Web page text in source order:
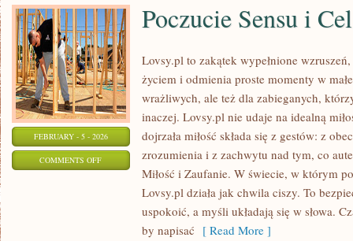
FEBRUARY - 5 - 2026
COMMENTS OFFON
Poczucie Sensu i
Lovsy.pl to zakątek wypełnione
życiem i odmienia proste momenty w
wrażliwych, ale też dla zabieganych,
inaczej. Lovsy.pl nie udaje na idealną
dojrzała miłość składa się z gestów: z
zrozumienia i z zachwytu nad tym, co
Miłość i Zaufanie. W świecie, w którym
Lovsy.pl działa jak chwila ciszy. To
uspokoić, a myśli układają się w słowa.
by napisać [ Read More ]